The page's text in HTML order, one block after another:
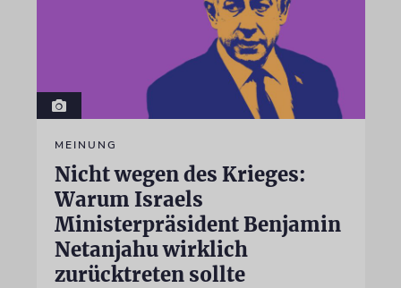
MEINUNG
Nicht wegen des Krieges:
Warum Israels
Ministerpräsident Benjamin
Netanjahu wirklich
zurücktreten sollte